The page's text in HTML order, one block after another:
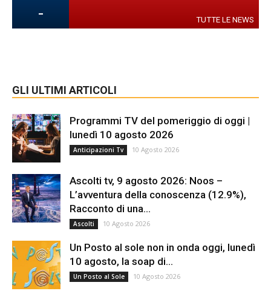
- TUTTE LE NEWS
GLI ULTIMI ARTICOLI
Programmi TV del pomeriggio di oggi |
lunedì 10 agosto 2026
Anticipazioni Tv 10 Agosto 2026
Ascolti tv, 9 agosto 2026: Noos –
L’avventura della conoscenza (12.9%),
Racconto di una...
Ascolti 10 Agosto 2026
Un Posto al sole non in onda oggi, lunedì
10 agosto, la soap di...
Un Posto al Sole 10 Agosto 2026